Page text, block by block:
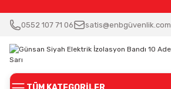
0552 107 71 06 satis@enbgüvenlik.com